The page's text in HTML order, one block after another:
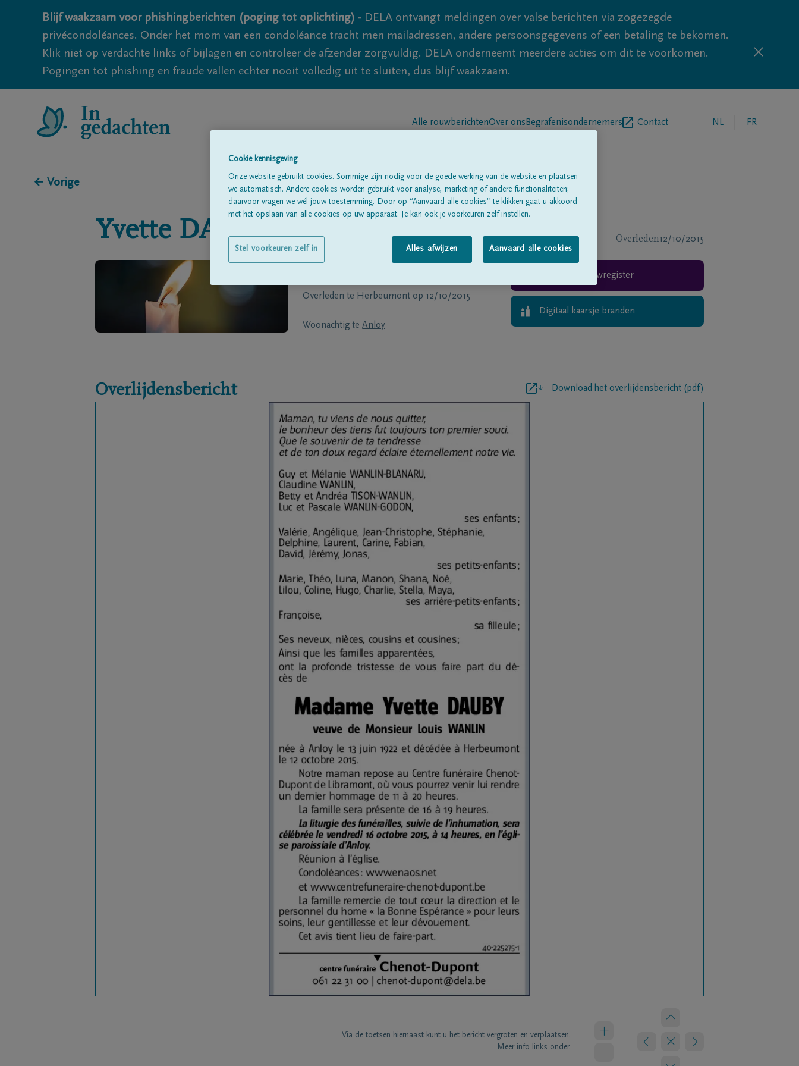
Blijf waakzaam voor phishingberichten (poging tot oplichting) - DELA ontvangt meldingen over valse berichten via zogezegde
privécondoléances. Onder het mom van een condoléance tracht men mailadressen, andere persoonsgegevens of een betaling te bekomen.
Klik niet op verdachte links of bijlagen en controleer de afzender zorgvuldig. DELA onderneemt meerdere acties om dit te voorkomen.
Pogingen tot phishing en fraude vallen echter nooit volledig uit te sluiten, dus blijf waakzaam.
Alle rouwberichtenOver ons Begrafenisondernemers Contact NL FR
← Vorige
Yvette DAUBY Overleden12/10/2015
Overleden te Herbeumont op 12/10/2015
Woonachtig te Anloy
Rouwregister
Digitaal kaarsje branden
Overlijdensbericht Download het overlijdensbericht (pdf)
Via de toetsen hiernaast kunt u het bericht vergroten en verplaatsen.
Meer info links onder.
Cookie kennisgeving
Onze website gebruikt cookies. Sommige zijn nodig voor de goede werking van de website en plaatsen
we automatisch. Andere cookies worden gebruikt voor analyse, marketing of andere functionaliteiten;
daarvoor vragen we wél jouw toestemming. Door op “Aanvaard alle cookies” te klikken gaat u akkoord
met het opslaan van alle cookies op uw apparaat. Je kan ook je voorkeuren zelf instellen.
Alles afwijzen Aanvaard alle cookies
Stel voorkeuren zelf in